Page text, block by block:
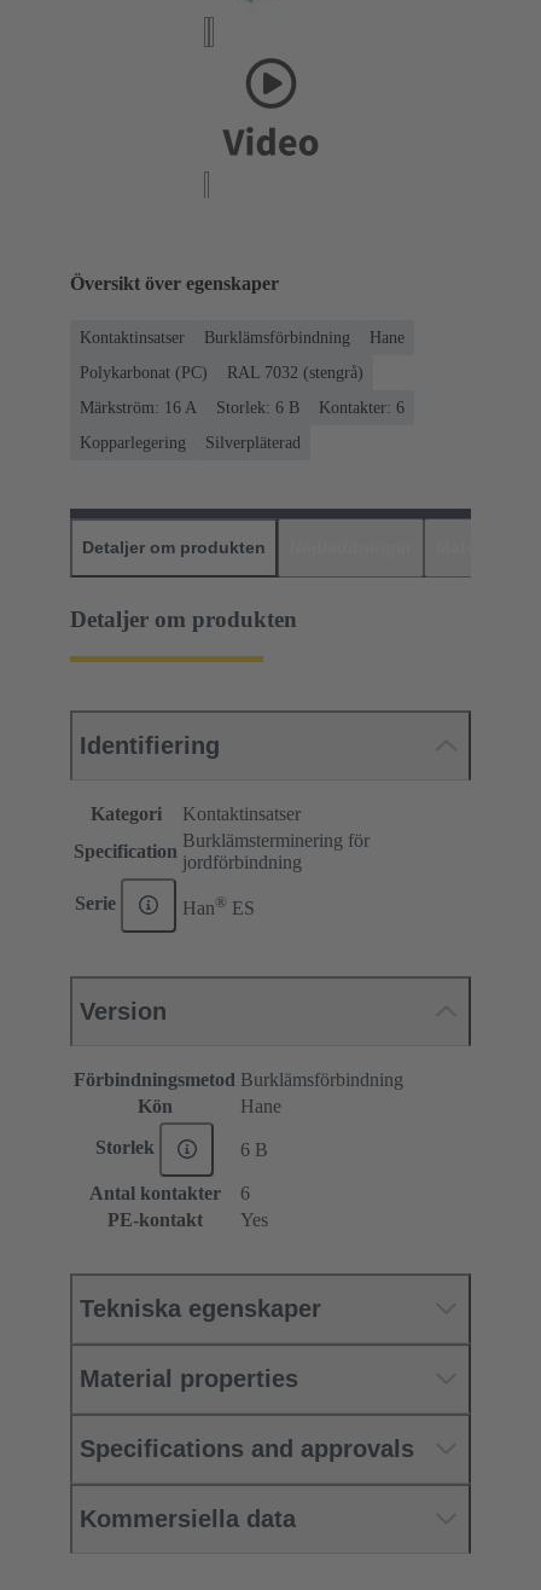
Översikt över egenskaper
Kontaktinsatser Burklämsförbindning
Hane
Polykarbonat (PC)
RAL 7032 (stengrå)
Märkström: ‌16 A
Storlek: 6 B
Kontakter: 6
Kopparlegering
Silverpläterad
Detaljer om produkten
Detaljer om produkten
Identifiering
Kategori
Kontaktinsatser
Specification
Burklämsterminering för
jordförbindning
Serie Han® ES
Version
Förbindningsmetod Burklämsförbindning
Kön
Hane
Storlek 6 B
Antal kontakter
6
PE-kontakt
Yes
Tekniska egenskaper
Material properties
Specifications and approvals
Kommersiella data